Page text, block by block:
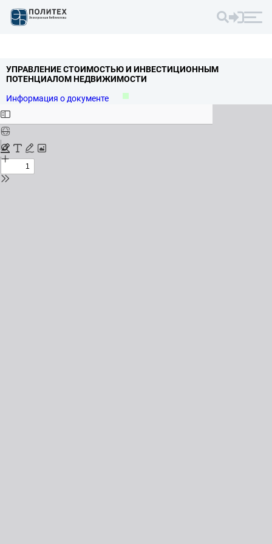
УПРАВЛЕНИЕ СТОИМОСТЬЮ И ИНВЕСТИЦИОННЫМ
ПОТЕНЦИАЛОМ НЕДВИЖИМОСТИ
Информация о документе